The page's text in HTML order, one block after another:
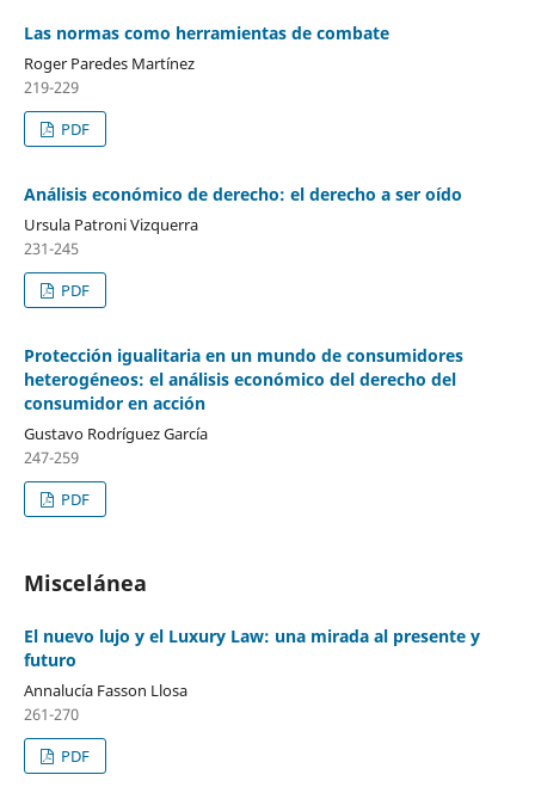
Las normas como herramientas de combate
Roger Paredes Martínez
219-229
PDF
Análisis económico de derecho: el derecho a ser oído
Ursula Patroni Vizquerra
231-245
PDF
Protección igualitaria en un mundo de consumidores
heterogéneos: el análisis económico del derecho del
consumidor en acción
Gustavo Rodríguez García
247-259
PDF
Miscelánea
El nuevo lujo y el Luxury Law: una mirada al presente y
futuro
Annalucía Fasson Llosa
261-270
PDF